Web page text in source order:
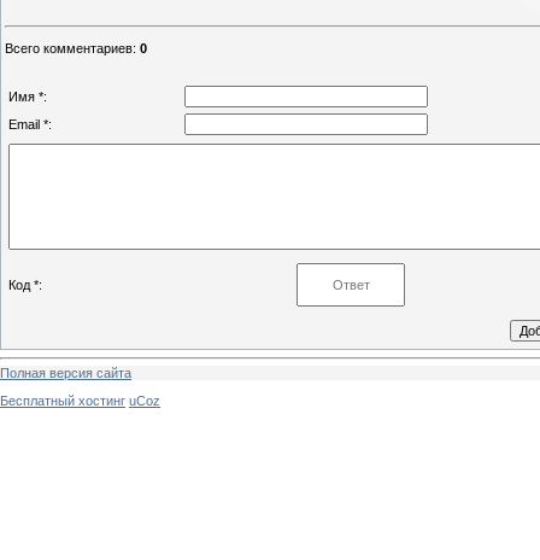
Всего комментариев: 0
Имя *:
Email *:
Код *:
Полная версия сайта
Бесплатный хостинг uCoz